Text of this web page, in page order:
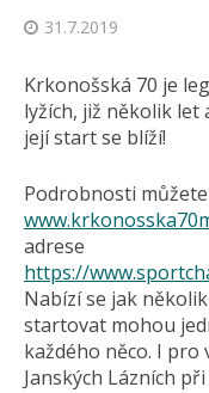
31.7.2019
Krkonošská 70 je
lyžích, již několik let
její start se blíží!
Podrobnosti
adrese
https://
Nabízí se jak
startovat mohou
každého něco. I pro
Janských Lázních